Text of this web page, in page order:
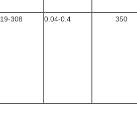
19-308 0.04-0.4
350